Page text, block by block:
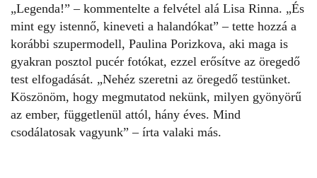
„Legenda!” – kommentelte a felvétel alá Lisa Rinna. „És
mint egy istennő, kineveti a halandókat” – tette hozzá a
korábbi szupermodell, Paulina Porizkova, aki maga is
gyakran posztol pucér fotókat, ezzel erősítve az öregedő
test elfogadását. „Nehéz szeretni az öregedő testünket.
Köszönöm, hogy megmutatod nekünk, milyen gyönyörű
az ember, függetlenül attól, hány éves. Mind
csodálatosak vagyunk” – írta valaki más.